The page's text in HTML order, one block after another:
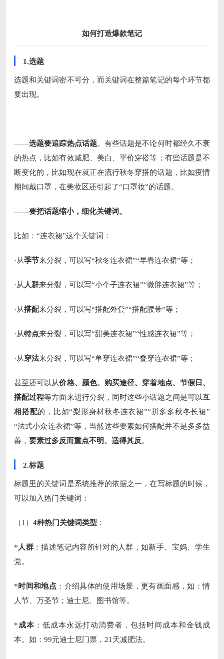
如何打造爆款笔记
1.选题
选题和关键词密不可分，而关键词在整篇笔记的每个环节都
要出现。
——选题要追踪热点话题。有些话题是不论何时都经久不衰
的热点，比如有效减肥、美白、平价穿搭等；有些话题是不
断变化的，比如现在就正在流行秋冬穿搭的话题，比如疫情
期间戴口罩，在美妆区还引起了“口罩妆”的话题。
——要把话题缩小，细化关键词。
比如：“连衣裙”这个关键词：
·从季节来分裂，可以写“秋冬连衣裙”“早春连衣裙”等；
·从 人群来分裂，可以写“小个子连衣裙”“微胖连衣裙”等；
·从搭配来分裂，可以写“搭配外套”“搭配腰带”等；
·从特点来分裂，可以写“甜美连衣裙”“性感连衣裙”等；
·从穿法来分裂，可以写“单穿连衣裙”“叠穿连衣裙”等；
甚至还可以从价格、颜色、购买途径、穿着地点、节假日、
搭配过程等方面来进行分裂，同时这些小话题之间是可以互
相搭配的，比如“梨形身材秋冬连衣裙”“拼多多秋冬长裙”
“法式小众连衣裙”等，当然这些要素如何搭配并不是多多益
善， 要素过多反而重点不明、适得其反 。
2.标题
标题里的关键词是系统推荐的依据之一，在写标题的时候，
可以加入热门关键词：
（1） 4种热门关键词类型 ：
* 人群 ：描述笔记内容所针对的人群，如新手、宝妈、学生
党。
* 时间和地点 ：介绍具体的使用场景，更有画面感，如：情
人节、万圣节；迪士尼、图书馆等。
*成本 ：低成本永远打动消费者，包括时间成本和金钱成
本。如：99元迪士尼门票，21天减肥法。